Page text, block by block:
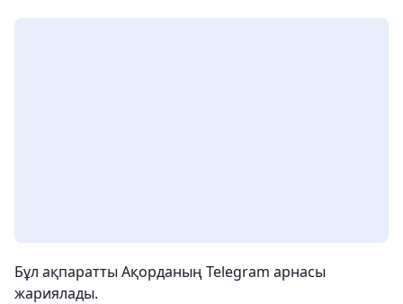
Бұл ақпаратты Ақорданың Telegram арнасы
жариялады.